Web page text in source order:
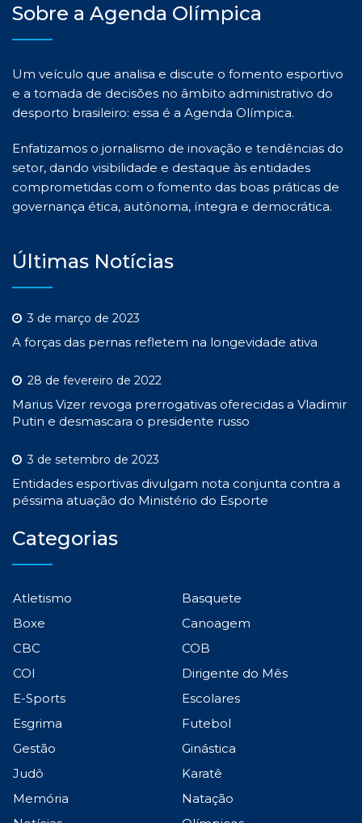
Sobre a Agenda Olímpica
Um veículo que analisa e discute o fomento esportivo
e a tomada de decisões no âmbito administrativo do
desporto brasileiro: essa é a Agenda Olímpica.
Enfatizamos o jornalismo de inovação e tendências do
setor, dando visibilidade e destaque às entidades
comprometidas com o fomento das boas práticas de
governança ética, autônoma, íntegra e democrática.
Últimas Notícias
3 de março de 2023
A forças das pernas refletem na longevidade ativa
28 de fevereiro de 2022
Marius Vizer revoga prerrogativas oferecidas a Vladimir
Putin e desmascara o presidente russo
3 de setembro de 2023
Entidades esportivas divulgam nota conjunta contra a
péssima atuação do Ministério do Esporte
Categorias
Atletismo
Basquete
Boxe
Canoagem
CBC
COB
COI
Dirigente do Mês
E-Sports
Escolares
Esgrima
Futebol
Gestão
Ginástica
Judô
Karatê
Memória
Natação